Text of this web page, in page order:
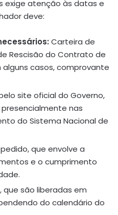
exige atenção às datas e
deve:
Carteira de
Rescisão do Contrato de
alguns casos, comprovante
site oficial do Governo,
nas
do Sistema Nacional de
que envolve a
e o cumprimento
, que são liberadas em
do calendário do